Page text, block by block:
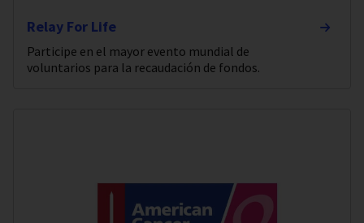
Relay For Life
Participe en el mayor evento mundial de
voluntarios para la recaudación de fondos.